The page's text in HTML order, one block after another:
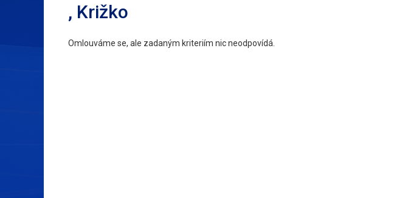
, Križko
Omlouváme se, ale zadaným kriteriím nic neodpovídá.